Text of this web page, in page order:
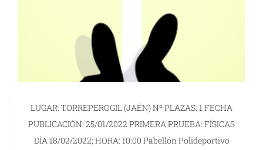
LUGAR: TORREPEROGIL (JAÉN) Nº PLAZAS: 1 FECHA
PUBLICACIÓN: 25/01/2022 PRIMERA PRUEBA: FÍSICAS
DÍA 18/02/2022; HORA: 10:00 Pabellón Polideportivo